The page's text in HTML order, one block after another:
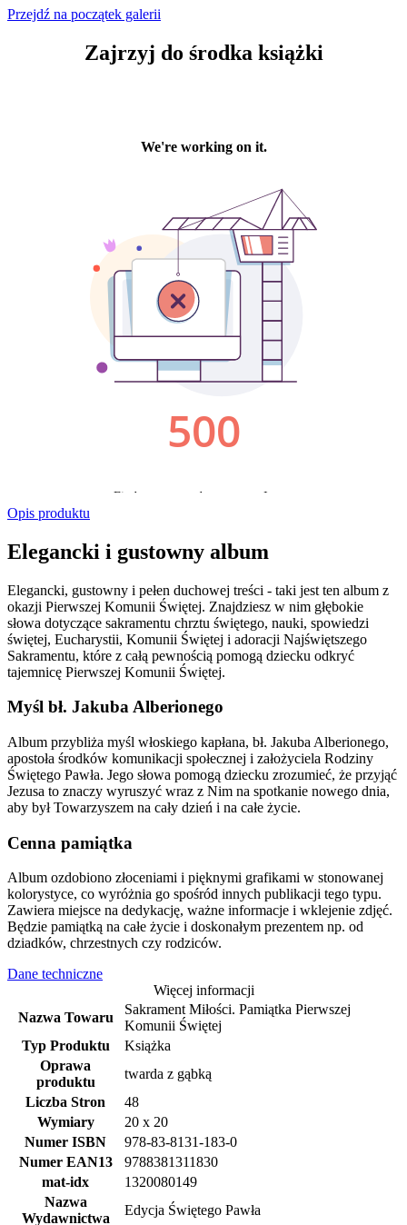
Przejdź na początek galerii
Zajrzyj do środka książki
Opis produktu
Elegancki i gustowny album
Elegancki, gustowny i pełen duchowej treści - taki jest ten album z
okazji Pierwszej Komunii Świętej. Znajdziesz w nim głębokie
słowa dotyczące sakramentu chrztu świętego, nauki, spowiedzi
świętej, Eucharystii, Komunii Świętej i adoracji Najświętszego
Sakramentu, które z całą pewnością pomogą dziecku odkryć
tajemnicę Pierwszej Komunii Świętej.
Myśl bł. Jakuba Alberionego
Album przybliża myśl włoskiego kapłana, bł. Jakuba Alberionego,
apostoła środków komunikacji społecznej i założyciela Rodziny
Świętego Pawła. Jego słowa pomogą dziecku zrozumieć, że przyjąć
Jezusa to znaczy wyruszyć wraz z Nim na spotkanie nowego dnia,
aby był Towarzyszem na cały dzień i na całe życie.
Cenna pamiątka
Album ozdobiono złoceniami i pięknymi grafikami w stonowanej
kolorystyce, co wyróżnia go spośród innych publikacji tego typu.
Zawiera miejsce na dedykację, ważne informacje i wklejenie zdjęć.
Będzie pamiątką na całe życie i doskonałym prezentem np. od
dziadków, chrzestnych czy rodziców.
Dane techniczne
Więcej informacji
Nazwa Towaru
Sakrament Miłości. Pamiątka Pierwszej
Komunii Świętej
Typ Produktu
Książka
Oprawa
produktu
twarda z gąbką
Liczba Stron
48
Wymiary
20 x 20
Numer ISBN
978-83-8131-183-0
Numer EAN13
9788381311830
mat-idx
1320080149
Nazwa
Wydawnictwa
Edycja Świętego Pawła